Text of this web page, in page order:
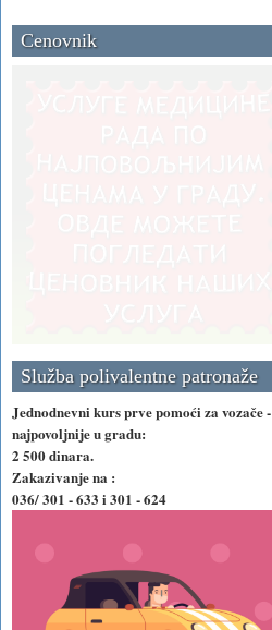
Cenovnik
Služba polivalentne patronaže
Jednodnevni kurs prve pomoći za vozače -
najpovoljnije u gradu:
2 500 dinara.
Zakazivanje na :
036/ 301 - 633 i 301 - 624